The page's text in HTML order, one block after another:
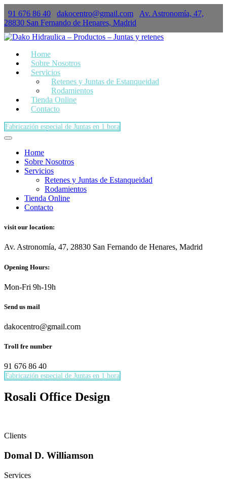
91 676 86 40 dakocentro@gmail.com
Av. Astronomía, 47,
28830 San Fernando de Henares, Madrid
Home
Sobre Nosotros
Servicios
Retenes y Juntas de Estanqueidad
Rodamientos
Tienda Online
Contacto
Fabricazión especial de Juntas en 1 hora
Home
Sobre Nosotros
Servicios
Retenes y Juntas de Estanqueidad
Rodamientos
Tienda Online
Contacto
visit our location:
Av. Astronomía, 47, 28830 San Fernando de Henares, Madrid
Opening Hours:
Mon-Fri 9h-19h
Send us mail
dakocentro@gmail.com
Troll fre number
91 676 86 40
Fabricazión especial de Juntas en 1 hora
Rosali Office Design
Clients
Domal D. Williamson
Services
Necesarias
Estas
cookies no
necesarias
funcione la
puedas